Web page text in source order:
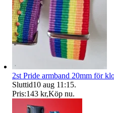
2st Pride armband 20mm för
Sluttid10 aug 11:15.
Pris:143 kr,Köp nu.